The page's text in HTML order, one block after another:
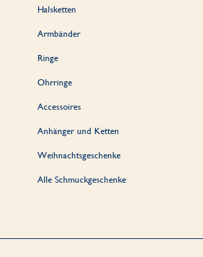
Halsketten
Armbänder
Ringe
Ohrringe
Accessoires
Anhänger und Ketten
Weihnachtsgeschenke
Alle Schmuckgeschenke